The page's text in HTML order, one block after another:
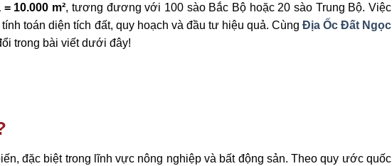
= 10.000 m², tương đương với 100 sào Bắc Bộ hoặc 20 sào Trung Bộ. Việc
toán diện tích đất, quy hoạch và đầu tư hiệu quả. Cùng Địa Ốc Đất Ngọc
trong bài viết dưới đây!
đặc biệt trong lĩnh vực nông nghiệp và bất động sản. Theo quy ước quốc